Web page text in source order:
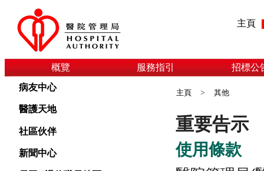
主頁
概覽 服務指引 招標公
病友中心
醫護天地
社區伙伴
新聞中心
主頁 > 其他